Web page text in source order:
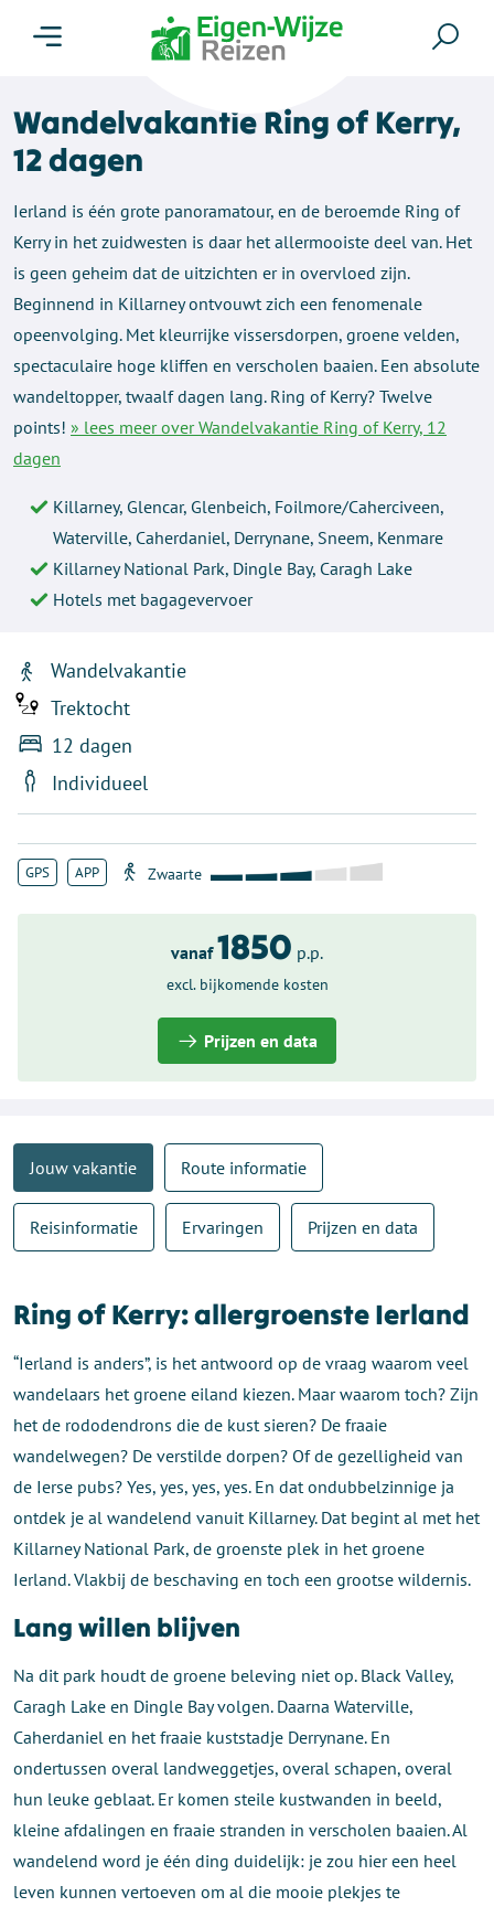
Wandelvakantie Ring of Kerry,
12 dagen
Ierland is één grote panoramatour, en de beroemde Ring of
Kerry in het zuidwesten is daar het allermooiste deel van. Het
is geen geheim dat de uitzichten er in overvloed zijn.
Beginnend in Killarney ontvouwt zich een fenomenale
opeenvolging. Met kleurrijke vissersdorpen, groene velden,
spectaculaire hoge kliffen en verscholen baaien. Een absolute
wandeltopper, twaalf dagen lang. Ring of Kerry? Twelve
points! » lees meer over Wandelvakantie Ring of Kerry, 12
dagen
Killarney, Glencar, Glenbeich, Foilmore/Caherciveen,
Waterville, Caherdaniel, Derrynane, Sneem, Kenmare
Killarney National Park, Dingle Bay, Caragh Lake
Hotels met bagagevervoer
GPS APP
Wandelvakantie
Trektocht
12 dagen
Individueel
vanaf 1850 p.p.
excl. bijkomende kosten
Prijzen en data
Jouw vakantie Route informatie
Reisinformatie Ervaringen Prijzen en data
Ring of Kerry: allergroenste Ierland
“Ierland is anders”, is het antwoord op de vraag waarom veel
wandelaars het groene eiland kiezen. Maar waarom toch? Zijn
het de rododendrons die de kust sieren? De fraaie
wandelwegen? De verstilde dorpen? Of de gezelligheid van
de Ierse pubs? Yes, yes, yes, yes. En dat ondubbelzinnige ja
ontdek je al wandelend vanuit Killarney. Dat begint al met het
Killarney National Park, de groenste plek in het groene
Ierland. Vlakbij de beschaving en toch een grootse wildernis.
Lang willen blijven
Na dit park houdt de groene beleving niet op. Black Valley,
Caragh Lake en Dingle Bay volgen. Daarna Waterville,
Caherdaniel en het fraaie kuststadje Derrynane. En
ondertussen overal landweggetjes, overal schapen, overal
hun leuke geblaat. Er komen steile kustwanden in beeld,
kleine afdalingen en fraaie stranden in verscholen baaien. Al
wandelend word je één ding duidelijk: je zou hier een heel
leven kunnen vertoeven om al die mooie plekjes te